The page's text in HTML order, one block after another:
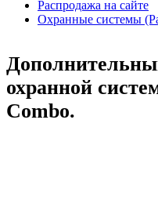
Распродажа на сайте
Охранные системы
охранной
Combo.